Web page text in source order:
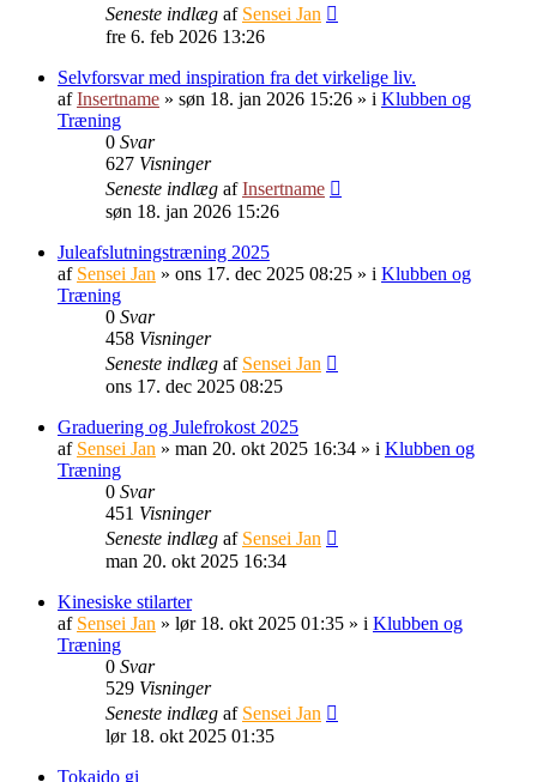
Seneste indlæg af Sensei Jan
fre 6. feb 2026 13:26
Selvforsvar med inspiration fra det virkelige liv.
afInsertname » søn 18. jan 2026 15:26 » i Klubben og
Træning
0 Svar
627 Visninger
Seneste indlæg afInsertname
søn 18. jan 2026 15:26
Juleafslutningstræning 2025
af Sensei Jan » ons 17. dec 2025 08:25 » i Klubben og
Træning
0 Svar
458 Visninger
Seneste indlæg af Sensei Jan
ons 17. dec 2025 08:25
Graduering og Julefrokost 2025
af Sensei Jan » man 20. okt 2025 16:34 » i Klubben og
Træning
0 Svar
451 Visninger
Seneste indlæg af Sensei Jan
man 20. okt 2025 16:34
Kinesiske stilarter
af Sensei Jan » lør 18. okt 2025 01:35 » i Klubben og
Træning
0 Svar
529 Visninger
Seneste indlæg af Sensei Jan
lør 18. okt 2025 01:35
Tokaido gi